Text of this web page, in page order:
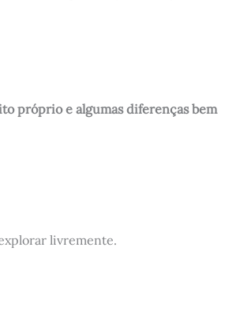
próprio e algumas diferenças bem
livremente.